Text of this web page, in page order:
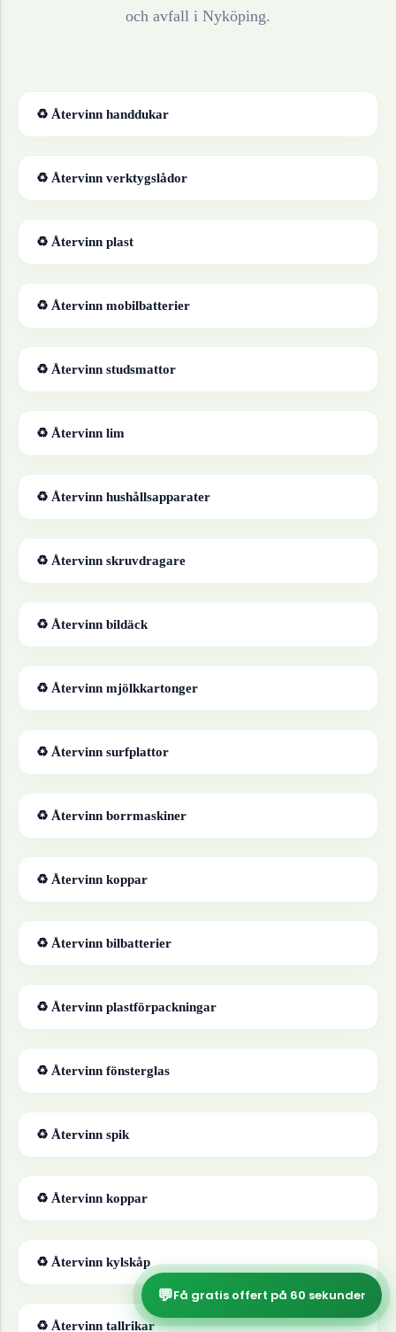
och avfall i Nyköping.
♻ Återvinn handdukar
♻ Återvinn verktygslådor
♻ Återvinn plast
♻ Återvinn mobilbatterier
♻ Återvinn studsmattor
♻ Återvinn lim
♻ Återvinn hushållsapparater
♻ Återvinn skruvdragare
♻ Återvinn bildäck
♻ Återvinn mjölkkartonger
♻ Återvinn surfplattor
♻ Återvinn borrmaskiner
♻ Återvinn koppar
♻ Återvinn bilbatterier
♻ Återvinn plastförpackningar
♻ Återvinn fönsterglas
♻ Återvinn spik
♻ Återvinn koppar
♻ Återvinn kylskåp
♻ Återvinn tallrikar
💬Få gratis offert på 60 sekunder